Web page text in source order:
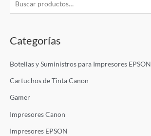
u
c
r
p
:
Categorías
Botellas y Suministros para Impresores EPSON
Cartuchos de Tinta Canon
Gamer
Impresores Canon
Impresores EPSON